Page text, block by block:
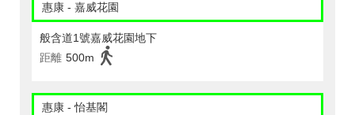
惠康 - 嘉威花園
般含道1號嘉威花園地下
距離 500m
惠康 - 怡基閣